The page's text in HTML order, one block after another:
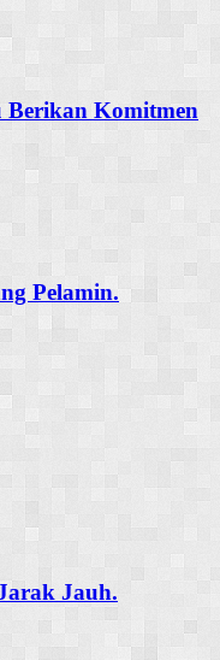
Berikan Komitmen
Pelamin.
Jauh.